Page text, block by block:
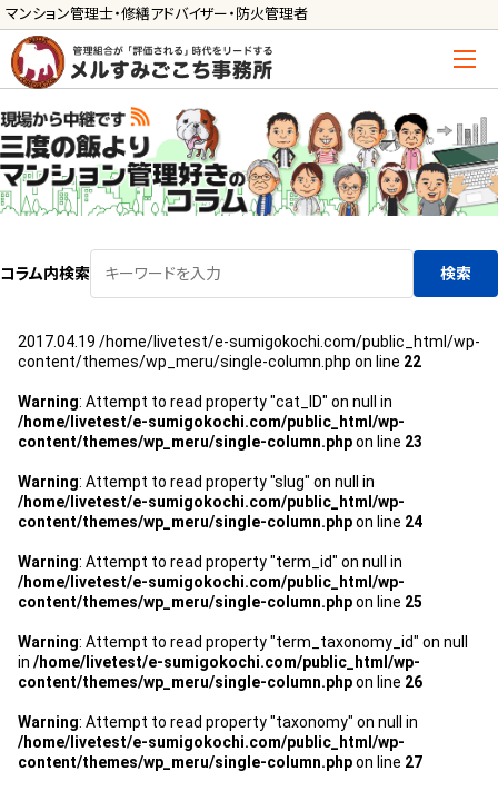
マンション管理士・修繕アドバイザー・防火管理者
コラム内検索 検索
2017.04.19 /home/livetest/e-sumigokochi.com/public_html/wp-
content/themes/wp_meru/single-column.php on line 22
Warning: Attempt to read property "cat_ID" on null in
/home/livetest/e-sumigokochi.com/public_html/wp-
content/themes/wp_meru/single-column.phpon line 23
Warning: Attempt to read property "slug" on null in
/home/livetest/e-sumigokochi.com/public_html/wp-
content/themes/wp_meru/single-column.phpon line 24
Warning: Attempt to read property "term_id" on null in
/home/livetest/e-sumigokochi.com/public_html/wp-
content/themes/wp_meru/single-column.phpon line 25
Warning: Attempt to read property "term_taxonomy_id" on null
in /home/livetest/e-sumigokochi.com/public_html/wp-
content/themes/wp_meru/single-column.phpon line 26
Warning: Attempt to read property "taxonomy" on null in
/home/livetest/e-sumigokochi.com/public_html/wp-
content/themes/wp_meru/single-column.phpon line 27
管理士の活用方法
ご利用の流れ »
サービス一覧
管理組合運営
メルのプロ理事長 »
管理契約見直しドクター »
管理費カイゼン隊 »
長期修繕カウンセリングサービス »
メルの防火管理者